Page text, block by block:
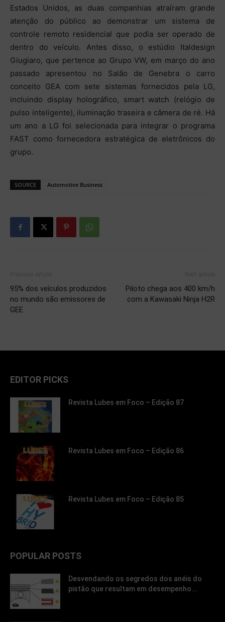
Estados Unidos, as duas companhias atraíram grande
atenção do público ao demonstrar um sistema de
controle remoto residencial que podia ser operado de
dentro do veículo. Antes disso, o estúdio Italdesign
Giugiaro, que pertence ao Grupo VW, em março do ano
passado apresentou no Salão de Genebra o carro
conceito GEA com sete sistemas fornecidos pela LG,
incluindo display holográfico, smart watch (relógio de
pulso inteligente), iluminação traseira e câmera de ré. Há
um ano a LG foi selecionada para integrar o programa
FAST como fornecedora estratégica de eletrônicos do
grupo.
SOURCE Automotive Business
95% dos veículos produzidos
no mundo são emissores de
GEE
Piloto chega aos 400 km/h
com a Kawasaki Ninja H2R
EDITOR PICKS
Revista Lubes em Foco – Edição 87
Revista Lubes em Foco – Edição 86
Revista Lubes em Foco – Edição 85
POPULAR POSTS
Desvendando os segredos dos anéis do
pistão que resultam em desempenho...